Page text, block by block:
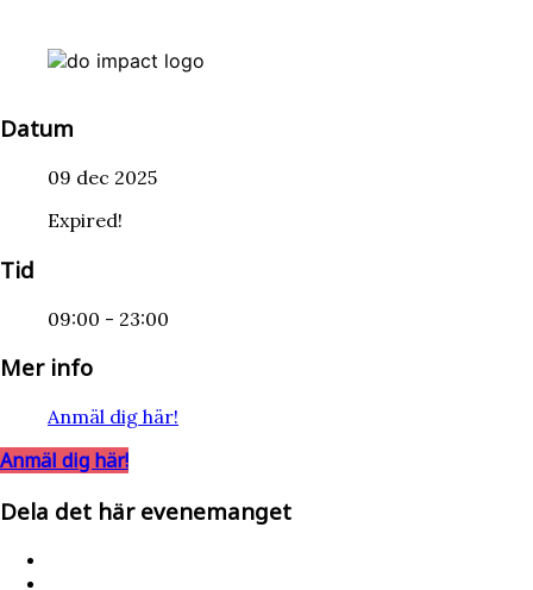
Datum
09 dec 2025
Expired!
Tid
09:00 - 23:00
Mer info
Anmäl dig här!
Anmäl dig här!
Dela det här evenemanget